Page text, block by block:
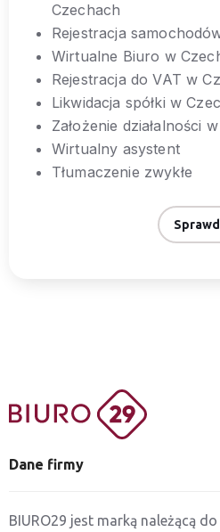
Czechach
Rejestracja
Wirtualne Biuro w
Rejestracja do VAT w
Likwidacja spółki w
Założenie działalności
Wirtualny asystent
Tłumaczenie zwykłe
Dane firmy
BIURO29 jest marką należącą do